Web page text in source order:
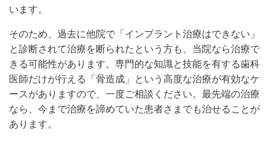
います。
そのため、 過去に他院で「インプラント治療はできない」
と診断されて治療を断られたという方も、当院なら治療で
きる可能性があります。専門的な知識と技能を有する歯科
医師だけが行える「骨造成」という高度な治療が有効なケ
ースがありますので、一度ご相談ください。 最先端の治療
なら、今まで治療を諦めていた患者さまでも治せることが
あります。